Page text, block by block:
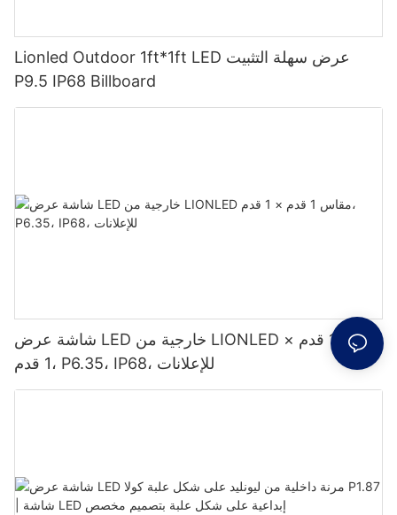
Lionled Outdoor 1ft*1ft LED عرض سهلة التثبيت
P9.5 IP68 Billboard
شاشة عرض LED خارجية من LIONLED مقاس 1 قدم ×
1 قدم، P6.35، IP68، للإعلانات